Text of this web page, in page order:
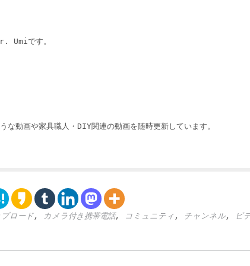
Umiです。
動画や家具職人・DIY関連の動画を随時更新しています。
プロード, カメラ付き携帯電話, コミュニティ , チャンネル,
ビ